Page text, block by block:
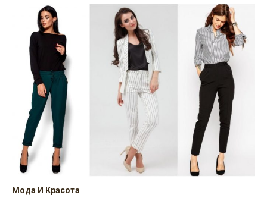
Мода И Красота